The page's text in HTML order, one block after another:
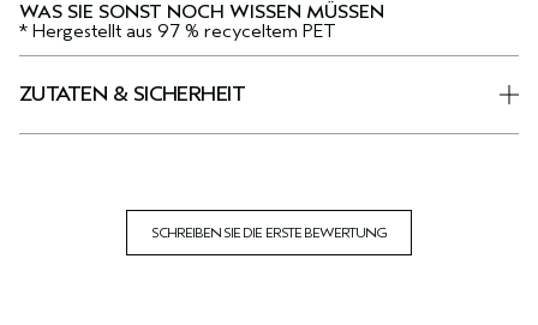
WAS SIE SONST NOCH WISSEN MÜSSEN
* Hergestellt aus 97 % recyceltem PET
ZUTATEN & SICHERHEIT
SCHREIBEN SIE DIE ERSTE BEWERTUNG